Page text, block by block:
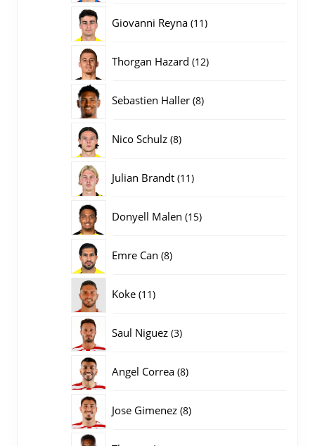
Giovanni Reyna 1111
Thorgan Hazard 1212
Sebastien Haller 88
Nico Schulz 88
Julian Brandt 1111
Donyell Malen 1515
Emre Can 88
Koke 1111
Saul Niguez 33
Angel Correa 88
Jose Gimenez 88